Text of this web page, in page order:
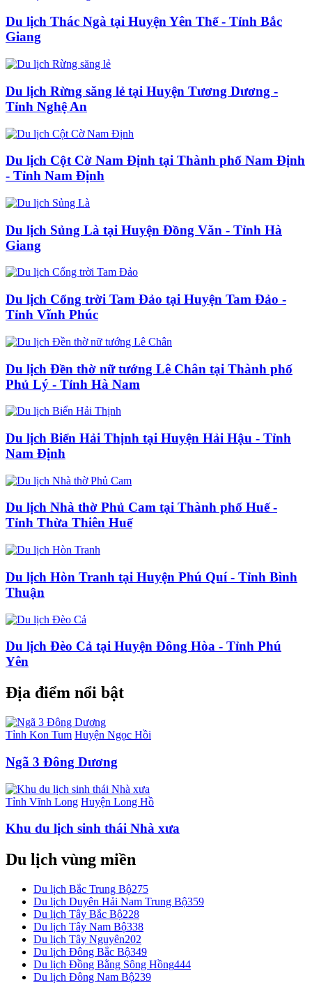
Du lịch Thác Ngà tại Huyện Yên Thế - Tỉnh Bắc
Giang
Du lịch Rừng săng lẻ tại Huyện Tương Dương -
Tỉnh Nghệ An
Du lịch Cột Cờ Nam Định tại Thành phố Nam Định
- Tỉnh Nam Định
Du lịch Sủng Là tại Huyện Đồng Văn - Tỉnh Hà
Giang
Du lịch Cổng trời Tam Đảo tại Huyện Tam Đảo -
Tỉnh Vĩnh Phúc
Du lịch Đền thờ nữ tướng Lê Chân tại Thành phố
Phủ Lý - Tỉnh Hà Nam
Du lịch Biển Hải Thịnh tại Huyện Hải Hậu - Tỉnh
Nam Định
Du lịch Nhà thờ Phủ Cam tại Thành phố Huế -
Tỉnh Thừa Thiên Huế
Du lịch Hòn Tranh tại Huyện Phú Quí - Tỉnh Bình
Thuận
Du lịch Đèo Cả tại Huyện Đông Hòa - Tỉnh Phú
Yên
Địa điểm nổi bật
Tỉnh Kon Tum Huyện Ngọc Hồi
Ngã 3 Đông Dương
Tỉnh Vĩnh Long Huyện Long Hồ
Khu du lịch sinh thái Nhà xưa
Du lịch vùng miền
Du lịch Bắc Trung Bộ275
Du lịch Duyên Hải Nam Trung Bộ359
Du lịch Tây Bắc Bộ228
Du lịch Tây Nam Bộ338
Du lịch Tây Nguyên202
Du lịch Đông Bắc Bộ349
Du lịch Đồng Bằng Sông Hồng444
Du lịch Đông Nam Bộ239